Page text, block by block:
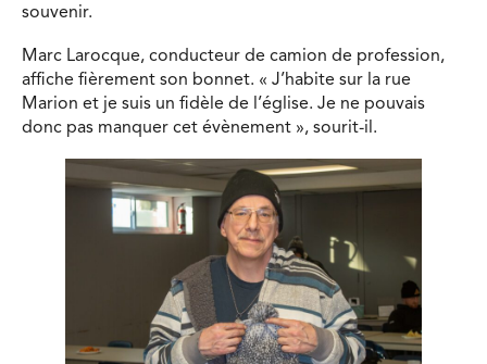
souvenir.
Marc Larocque, conducteur de camion de profession,
affiche fièrement son bonnet. « J’habite sur la rue
Marion et je suis un fidèle de l’église. Je ne pouvais
donc pas manquer cet évènement », sourit-il.